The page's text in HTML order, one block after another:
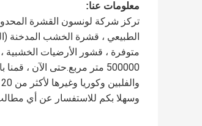
معلومات عنا:
الطبيعي ، قشرة الخشب المدخنة
متوفرة ، قشور الأرضيات الخشبية
500000 متر مربع.حتى الآن ،
وسهلا بكم للاستفسار عن أي